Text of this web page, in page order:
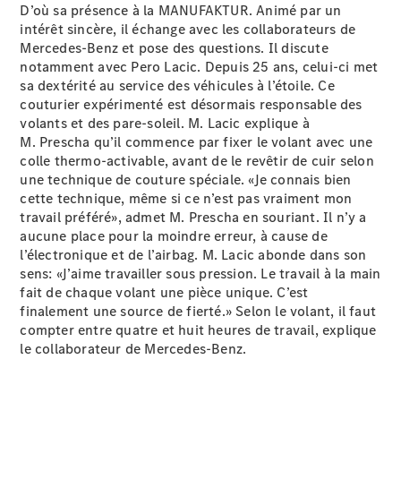
Maybach
EQS SUV
Électrique
GLA
GLA
Nouveau
GLA Nouveau Électrique
GLB Électrique
GLB
GLC
Électrique
GLC
GLC Coupé
GLE
GLE Coupé
GLS
Mercedes-
Maybach
GLS
Nouveau
Classe
G
Électrique
Classe G
D’où sa présence à la MANUFAKTUR. Animé par un
intérêt sincère, il échange avec les collaborateurs de
Mercedes-Benz et pose des questions. Il discute
notamment avec Pero Lacic. Depuis 25 ans, celui-ci met
sa dextérité au service des véhicules à l’étoile. Ce
couturier expérimenté est désormais responsable des
volants et des pare-soleil. M. Lacic explique à
M. Prescha qu’il commence par fixer le volant avec une
colle thermo-activable, avant de le revêtir de cuir selon
une technique de couture spéciale. «Je connais bien
cette technique, même si ce n’est pas vraiment mon
travail préféré», admet M. Prescha en souriant. Il n’y a
aucune place pour la moindre erreur, à cause de
l’électronique et de l’airbag. M. Lacic abonde dans son
sens: «J’aime travailler sous pression. Le travail à la main
fait de chaque volant une pièce unique. C’est
finalement une source de fierté.» Selon le volant, il faut
compter entre quatre et huit heures de travail, explique
le collaborateur de Mercedes-Benz.